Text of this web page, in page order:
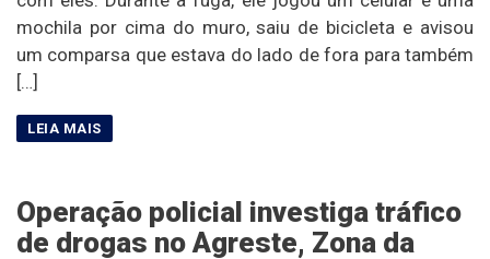
mochila por cima do muro, saiu de bicicleta e avisou
um comparsa que estava do lado de fora para também
[…]
Operação policial investiga tráfico
de drogas no Agreste, Zona da